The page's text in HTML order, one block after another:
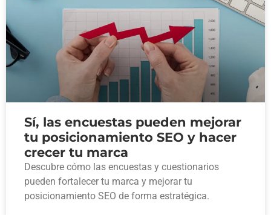
Sí, las encuestas pueden mejorar
tu posicionamiento SEO y hacer
crecer tu marca
Descubre cómo las encuestas y cuestionarios
pueden fortalecer tu marca y mejorar tu
posicionamiento SEO de forma estratégica.